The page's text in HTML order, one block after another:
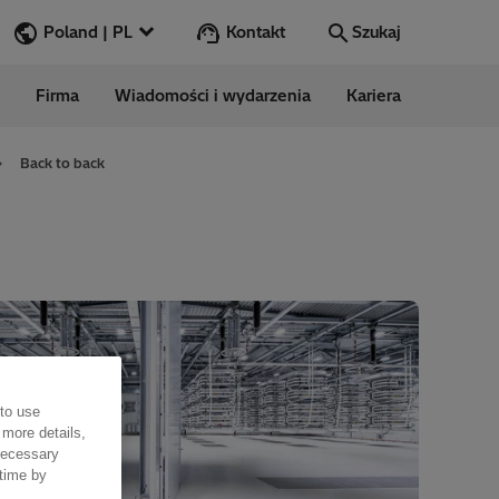
Poland | PL Kontakt Szukaj
Firma Wiadomości i wydarzenia Kariera
Back to back
use
details,
by